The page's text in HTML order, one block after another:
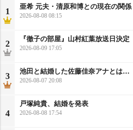
1
亜希 元夫・清原和博との現在の関係
2026-08-08 08:15
2
『徹子の部屋』山村紅葉放送日決定
2026-08-09 17:05
3
池田と結婚した佐藤佳奈アナとは…
2026-08-07 20:08
4
戸塚純貴、結婚を発表
2026-08-08 17:54